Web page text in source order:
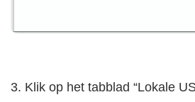
3. Klik op het tabblad “Lokale